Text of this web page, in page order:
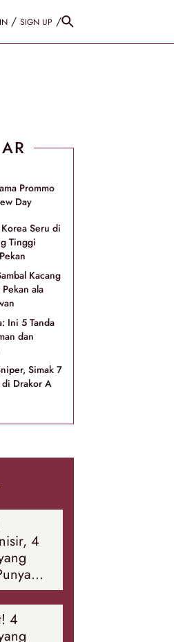
/ SIGN UP /
Prommo
Day
Seru di
Tinggi
Kacang
ala
Ini 5 Tanda
dan
Simak 7
di Drakor A
4
Soal
4